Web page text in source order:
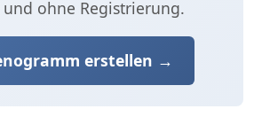
ohne Registrierung.
erstellen →